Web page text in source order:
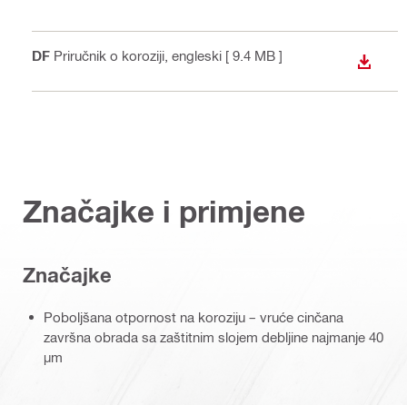
PDF Priručnik o koroziji , engleski [ 9.4 MB ]
Značajke i primjene
Značajke
Poboljšana otpornost na koroziju – vruće cinčana
završna obrada sa zaštitnim slojem debljine najmanje 40
µm